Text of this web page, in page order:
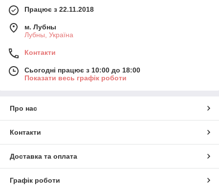
Працює з 22.11.2018
м. Лубны
Лубны, Україна
Контакти
Сьогодні працює з 10:00 до 18:00
Показати весь графік роботи
Про нас
Контакти
Доставка та оплата
Графік роботи